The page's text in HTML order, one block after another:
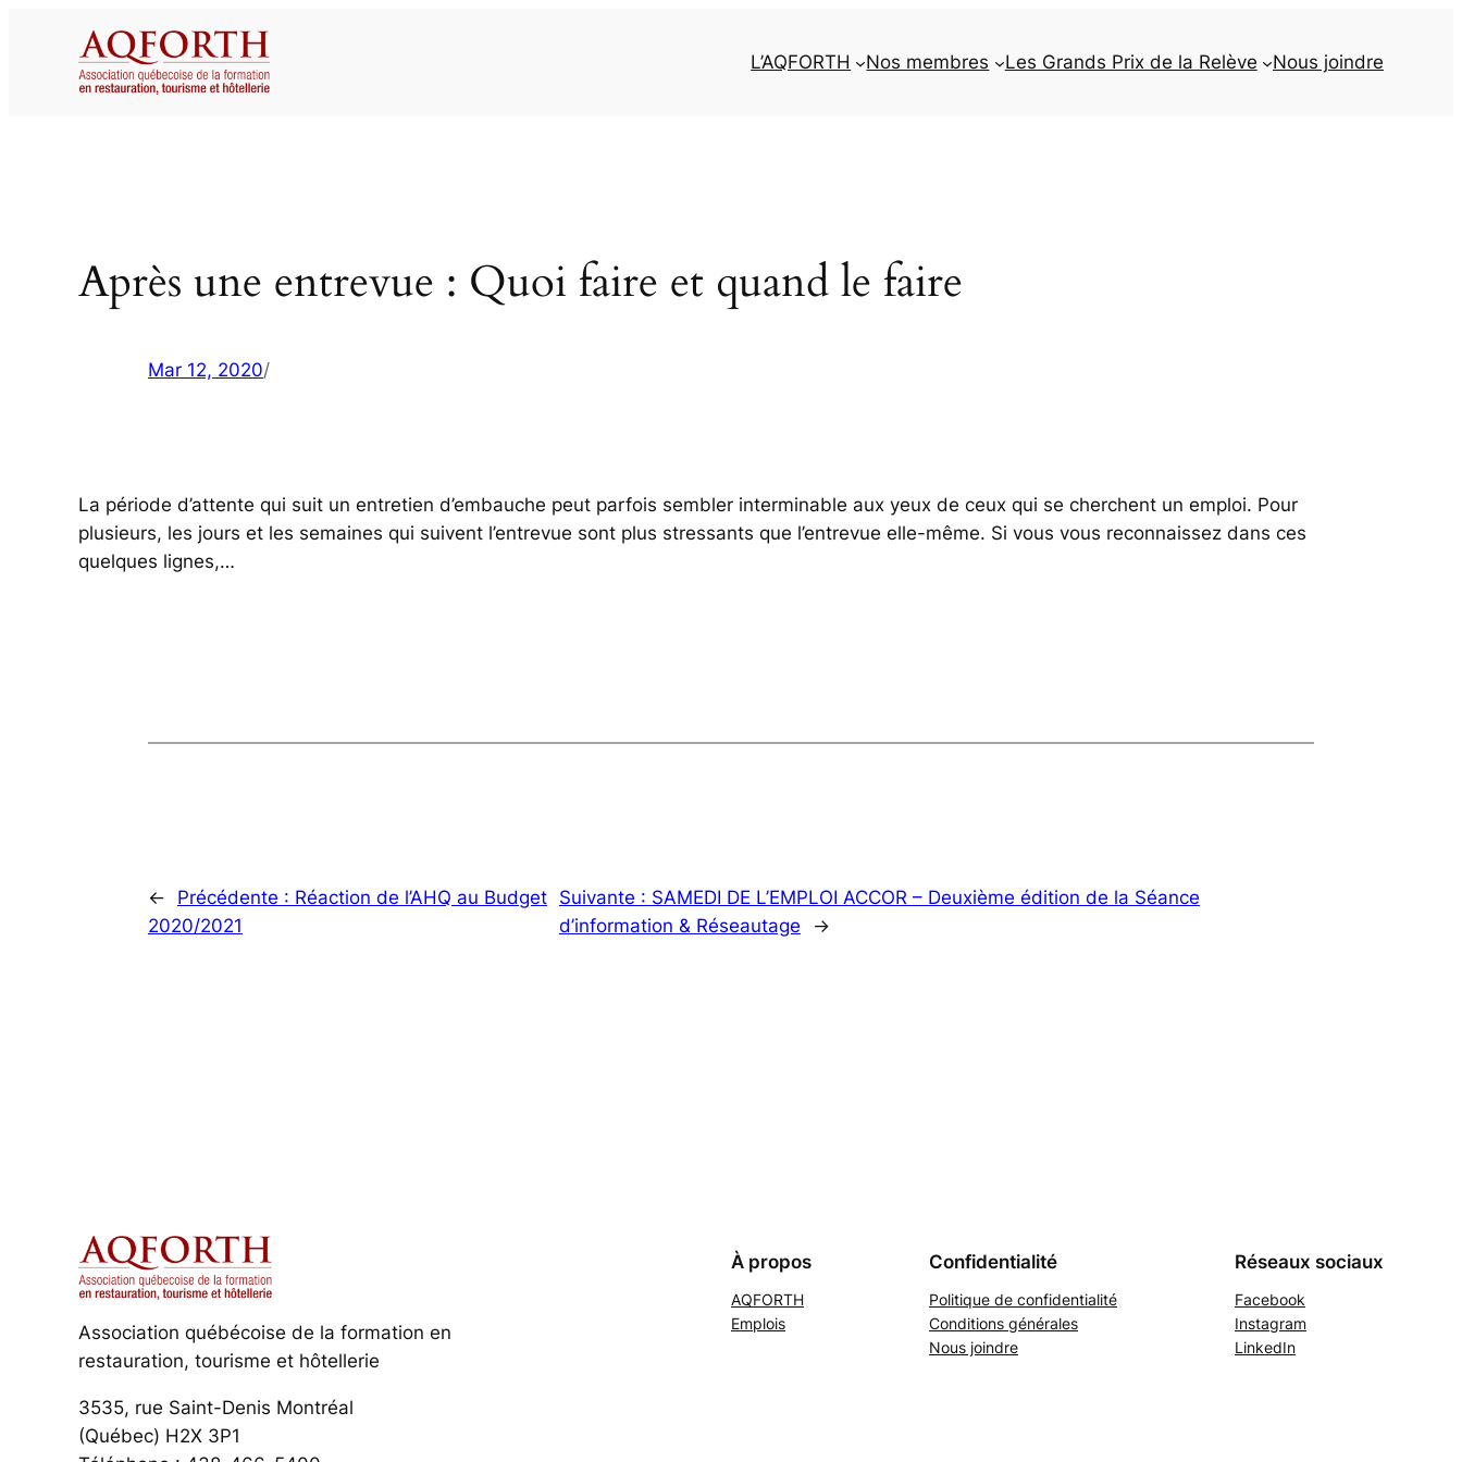
L’AQFORTH Nos membres Les Grands Prix de la Relève Nous joindre
Après une entrevue : Quoi faire et quand le faire
Mar 12, 2020/
La période d’attente qui suit un entretien d’embauche peut parfois sembler interminable aux yeux de ceux qui se cherchent un emploi. Pour
plusieurs, les jours et les semaines qui suivent l’entrevue sont plus stressants que l’entrevue elle-même. Si vous vous reconnaissez dans ces
quelques lignes,…
← Précédente : Réaction de l’AHQ au Budget
2020/2021
Suivante : SAMEDI DE L’EMPLOI ACCOR – Deuxième édition de la Séance
d’information & Réseautage
→
Association québécoise de la formation en
restauration, tourisme et hôtellerie
3535, rue Saint-Denis Montréal
(Québec) H2X 3P1
À propos
AQFORTH
Emplois
Confidentialité
Politique de confidentialité
Conditions générales
Nous joindre
Réseaux sociaux
Facebook
Instagram
LinkedIn